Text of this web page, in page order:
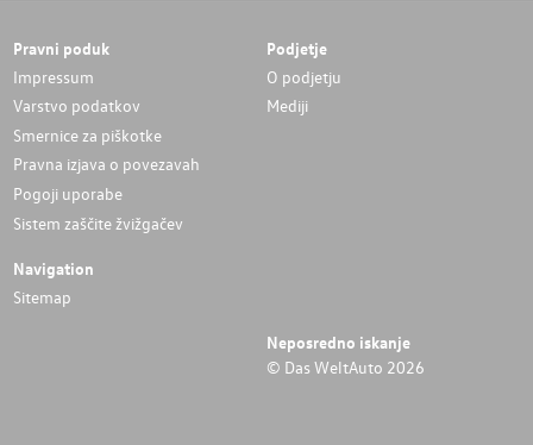
Pravni poduk
Impressum
Varstvo podatkov
Smernice za piškotke
Pravna izjava o povezavah
Pogoji uporabe
Sistem zaščite žvižgačev
Podjetje
O podjetju
Mediji
Navigation
Sitemap
Neposredno iskanje
© Das WeltAuto 2026